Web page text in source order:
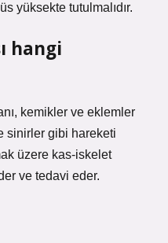
yüksekte tutulmalıdır.
hangi
kemikler ve eklemler
sinirler gibi hareketi
üzere kas-iskelet
ve tedavi eder.